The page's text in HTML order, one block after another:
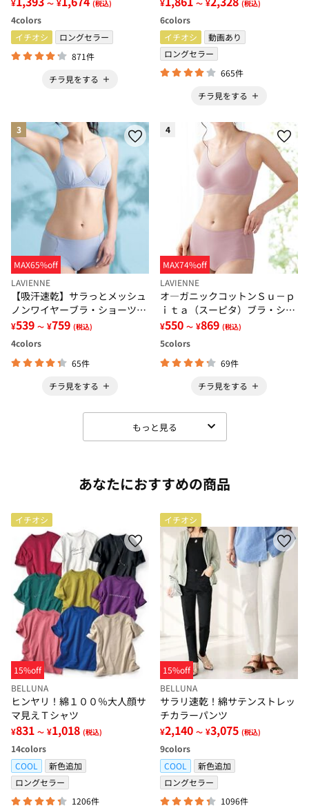
～ (税込)
4colors
イチオシ
ロングセラー
871件
チラ見をする
～ (税込)
6colors
イチオシ
動画あり
ロングセラー
665件
チラ見をする
3
MAX65%off
LAVIENNE
【吸汗速乾】サラっとメッシュ
ノンワイヤーブラ・ショーツ
（別売）
¥539 ～ ¥759 (税込)
4colors
65件
チラ見をする
4
MAX74%off
LAVIENNE
オ―ガニックコットンＳｕ－ｐ
ｉｔａ（スーピタ）ブラ・ショ
ーツ（別売）
¥550 ～ ¥869 (税込)
5colors
69件
チラ見をする
もっと見る
あなたにおすすめの商品
イチオシ
15%off
BELLUNA
ヒンヤリ！綿１００％大人顔サ
マ見えＴシャツ
¥831 ～ ¥1,018 (税込)
14colors
COOL
新色追加
ロングセラー
1206件
イチオシ
15%off
BELLUNA
サラリ速乾！綿サテンストレッ
チカラーパンツ
¥2,140 ～ ¥3,075 (税込)
9colors
COOL
新色追加
ロングセラー
1096件